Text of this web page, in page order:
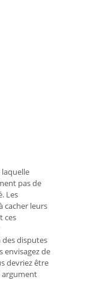
pas de
Les
cacher leurs
ces
disputes
envisagez de
devriez être
argument